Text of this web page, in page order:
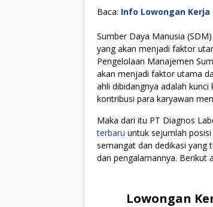
Baca: Info Lowongan
Sumber Daya Manusia
yang akan menjadi faktor
Pengelolaan Manajemen
akan menjadi faktor utama
ahli dibidangnya adalah
kontribusi para karyawan
Maka dari itu PT Diagnos
terbaru untuk sejumlah
semangat dan dedikasi yang
dan pengalamannya. Berikut
Lowongan